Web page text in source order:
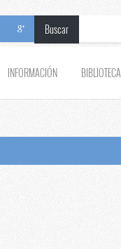
Buscar
INFORMACIÓN BIBLIOTECA